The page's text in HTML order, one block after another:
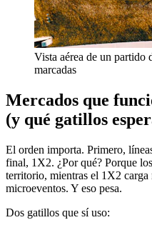
Vista aérea de un partido
marcadas
Mercados que
(y qué gatillos
El orden importa. Primero,
final, 1X2. ¿Por qué? Porque
territorio, mientras el 1X2 carga
microeventos. Y eso pesa.
Dos gatillos que sí uso: